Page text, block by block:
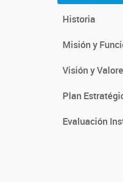
Historia
Misión y
Visión y
Plan
Evaluación